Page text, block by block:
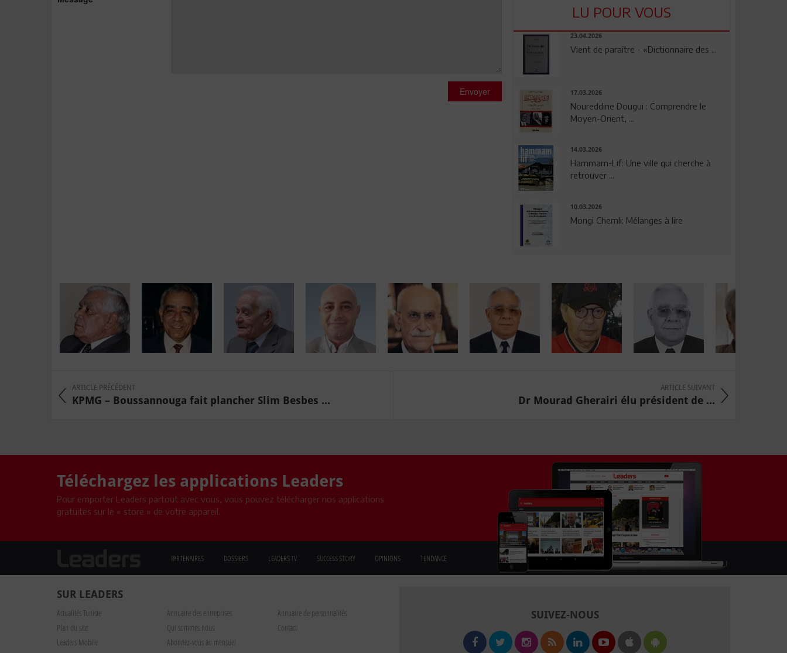
Envoyer
LU POUR VOUS
23.04.2026
Vient de paraître - «Dictionnaire des ...
17.03.2026
Noureddine Dougui : Comprendre le
Moyen-Orient, ...
14.03.2026
Hammam-Lif: Une ville qui cherche à
retrouver ...
10.03.2026
Mongi Chemli: Mélanges à lire
ARTICLE PRÉCÉDENT
KPMG – Boussannouga fait plancher Slim Besbes ...
ARTICLE SUIVANT
Dr Mourad Gherairi élu président de ...
Téléchargez les applications Leaders
Pour emporter Leaders partout avec vous, vous pouvez télécharger nos applications
gratuites sur le « store » de votre appareil.
PARTENAIRES DOSSIERS LEADERS TV SUCCESS STORY OPINIONS TENDANCE
SUR LEADERS
Actualités Tunisie Annuaire des entreprises
Annuaire de personnalités
Plan du site
Qui sommes nous
Contact
Leaders Mobile
Abonnez-vous au mensuel
SUIVEZ-NOUS